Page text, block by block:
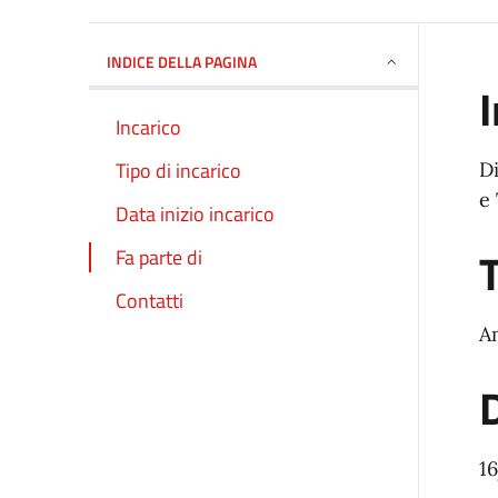
INDICE DELLA PAGINA
Incarico
Tipo di incarico
Data inizio incarico
Fa parte di
Contatti
e